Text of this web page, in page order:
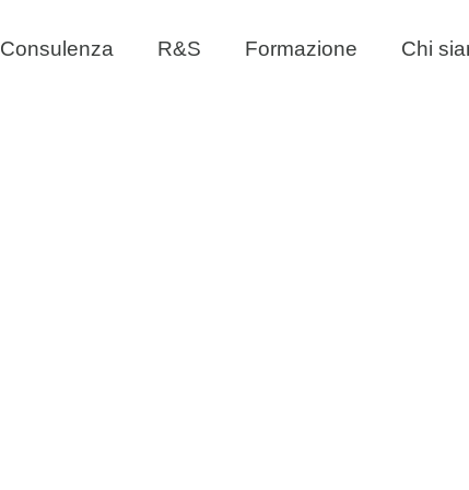
Consulenza R&S Formazione Chi